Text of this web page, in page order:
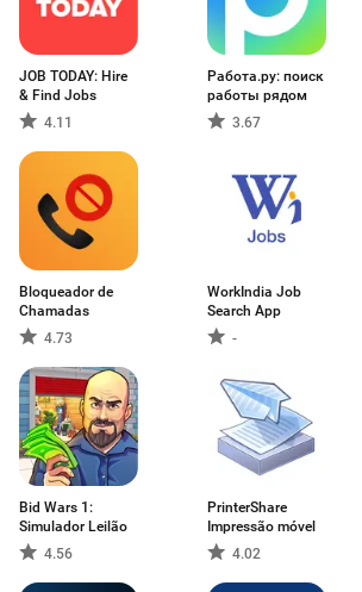
JOB TODAY: Hire
& Find Jobs
4.11
Работа.ру: поиск
работы рядом
3.67
Bloqueador de
Chamadas
4.73
WorkIndia Job
Search App
-
Bid Wars 1:
Simulador Leilão
4.56
PrinterShare
Impressão móvel
4.02